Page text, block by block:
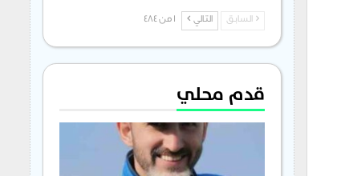
السابق التالي 1 من 484
قدم محلي